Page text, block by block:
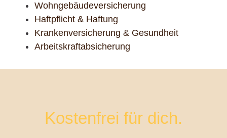
Wohngebäudeversicherung
Haftpflicht & Haftung
Krankenversicherung & Gesundheit
Arbeitskraftabsicherung
Kostenfrei für dich.